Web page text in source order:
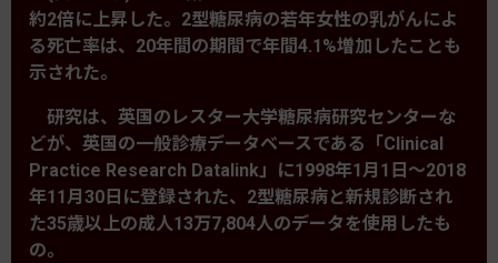
約2倍に上昇した。2型糖尿病の若年女性の乳がんによ
る死亡率は、20年間の期間で年間4.1%増加したことも
示された。
研究は、英国のレスター大学糖尿病研究センターな
どが、英国の一般診療データベースである「Clinical
Practice Research Datalink」に1998年1月1日～2018
年11月30日に登録された、2型糖尿病と新規診断され
た35歳以上の成人13万7,804人のデータを使用したも
の。